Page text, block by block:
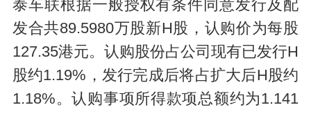
泰车联根据一般授权有条件同意发行及配
发合共89.5980万股新H股，认购价为每股
127.35港元。认购股份占公司现有已发行H
股约1.19%，发行完成后将占扩大后H股约
1.18%。认购事项所得款项总额约为1.141